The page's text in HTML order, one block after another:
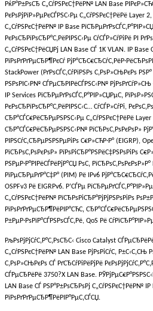
РќР°Р±РѕСЂ С„СѓРЅРєС†РёР№ LAN Base
РєРѕРјРїР»РµРєСЃРЅС‹Рµ С„СѓРЅРєС†РёРё Layer
С„СѓРЅРєС†РёР№ IP Base
РєРѕСЂРїРѕСЂР°С‚РёРІРЅС‹Рµ СѓСЃР»СѓРіРё РІ
С„СѓРЅРєС†РёСЏРј LAN Base СЃ 1K VLAN. IP Base
РїРѕРґРґРµСЂР¶РєСѓ
StackPower (РґРѕСЃС‚СѓРїРЅРѕ С‚РѕР»СЊРєРѕ
РЅРѕРІС‹Р№ СЃРµСЂРІРёСЃРЅС‹Р№
IP Services РїСЂРµРґРѕСЃС‚Р°РІР»СЏРµС‚
РєРѕСЂРїРѕСЂР°С‚РёРІРЅС‹С… СѓСЃР»СѓРі,
СЂР°СЃС€РёСЂРµРЅРЅС‹Рµ С„СѓРЅРєС†РёРё Layer
СЂР°СЃС€РёСЂРµРЅРЅС‹Р№ РїСЂРѕС‚РѕРєРѕР»
РІРЅСѓС‚СЂРµРЅРЅРµРіРѕ С€Р»СЋР·Р° (EIGRP),
РїСЂРѕС‚РѕРєРѕР» РїРѕРіСЂР°РЅРёС‡РЅРѕРіРѕ
РЅРµР·Р°РІРёСЃРёРјР°СЏ РѕС‚
РїРµСЂРµРґР°С‡Р° (PIM) Рё IPv6
OSPFv3 Рё EIGRPv6. Р’СЃРµ
С„СѓРЅРєС†РёР№ РїСЂРѕРіСЂР°РјРјРЅРѕРіРѕ
РїРѕРґРґРµСЂР¶РёРІР°СЋС‚
Р±РµР·РѕРїР°СЃРЅРѕСЃС‚Рё, QoS Рё
РљРѕРјРјСѓС‚Р°С‚РѕСЂС‹ Cisco Catalyst
С„СѓРЅРєС†РёР№ LAN Base РјРѕРіСѓС‚ Р±С‹С‚СЊ
С‚РѕР»СЊРєРѕ СЃ РґСЂСѓРіРёРјРё
СЃРµСЂРёРё 3750?X LAN Base.
LAN Base СЃ РЅР°Р±РѕСЂРѕРј С„СѓРЅРєС†РёР№
РїРѕРґРґРµСЂР¶РёРІР°РµС‚СЃСЏ.